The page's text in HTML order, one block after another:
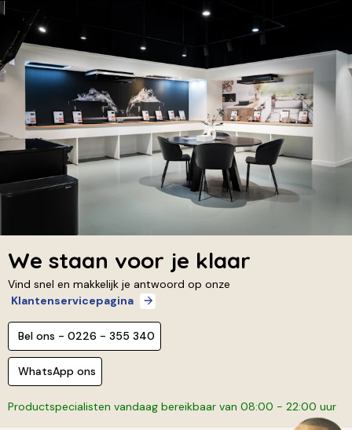
We staan voor je klaar
Vind snel en makkelijk je antwoord op onze
Klantenservicepagina
Bel ons - 0226 - 355 340
WhatsApp ons
Productspecialisten vandaag bereikbaar van 08:00 - 22:00 uur